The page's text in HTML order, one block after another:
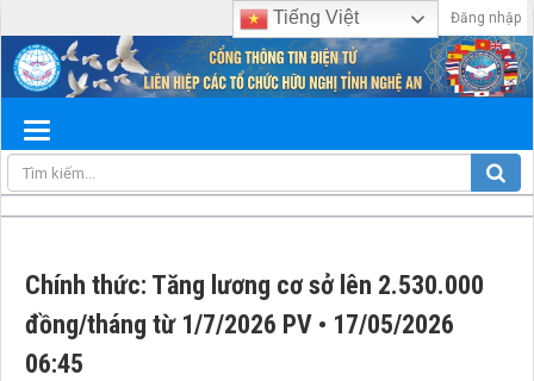
Đăng nhập
Tiếng Việt
Chính thức: Tăng lương cơ sở lên 2.530.000
đồng/tháng từ 1/7/2026 PV • 17/05/2026
06:45